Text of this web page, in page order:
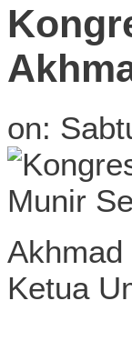
on:
Ketua